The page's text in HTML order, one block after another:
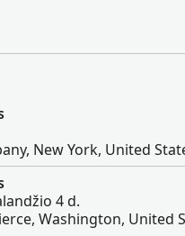
New York, United
4 d.
Washington, United